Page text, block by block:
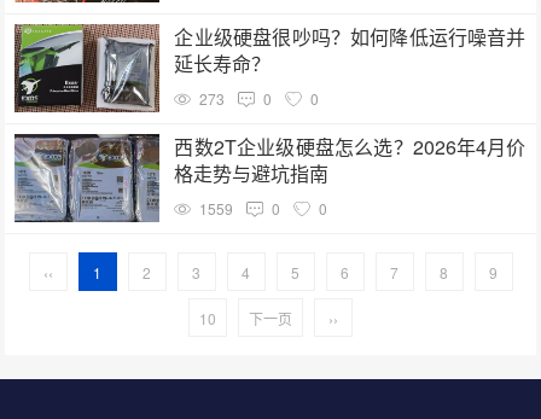
企业级硬盘很吵吗？如何降低运行噪音并
延长寿命？
273 0 0
西数2T企业级硬盘怎么选？2026年4月价
格走势与避坑指南
1559 0 0
‹‹ 1 2 3 4 5 6 7 8 9
10 下一页 ››